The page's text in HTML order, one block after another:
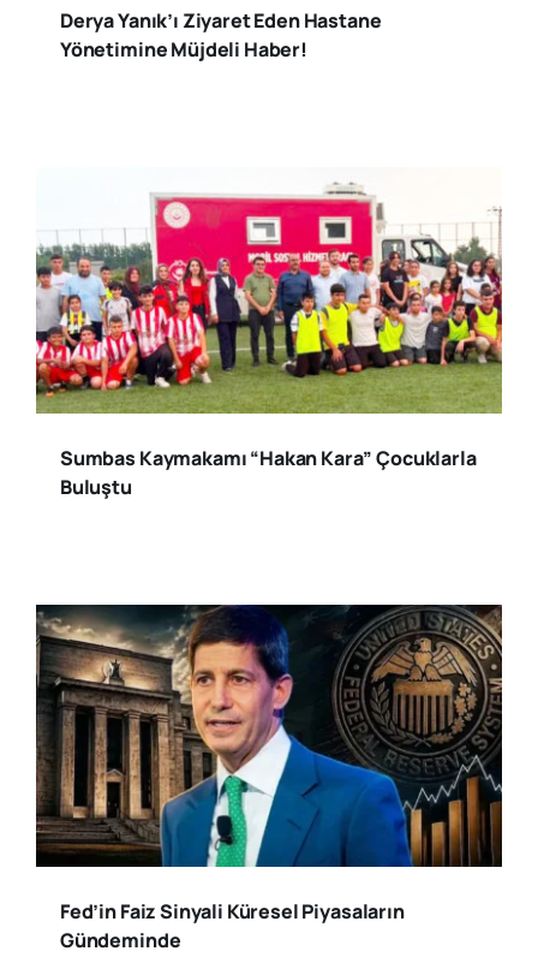
Derya Yanık’ı Ziyaret Eden Hastane
Yönetimine Müjdeli Haber!
Sumbas Kaymakamı “Hakan Kara” Çocuklarla
Buluştu
Fed’in Faiz Sinyali Küresel Piyasaların
Gündeminde